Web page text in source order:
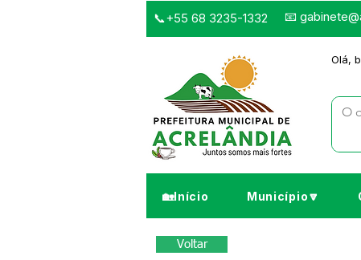
📞+55 68 3235-1332 📧
Olá,
🏡Início Município🔽
Voltar